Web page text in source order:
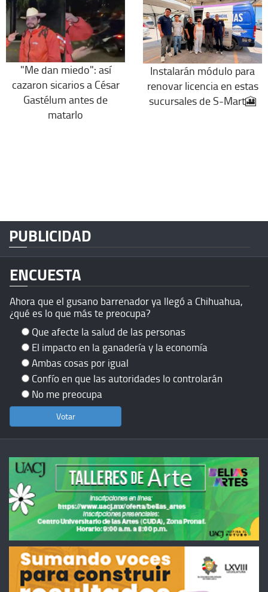
"Me dan miedo": así
cazaron sicarios a César
Gastélum antes de
matarlo
Instalarán módulo para
renovar licencia en estas
sucursales de S-Mart🎦
PUBLICIDAD
ENCUESTA
Ahora que el gusano barrenador ya llegó a Chihuahua,
¿qué es lo que más te preocupa?
Que afecte la salud de las personas
El impacto en la ganadería y la economía
Ambas cosas por igual
Confío en que las autoridades lo controlarán
No me preocupa